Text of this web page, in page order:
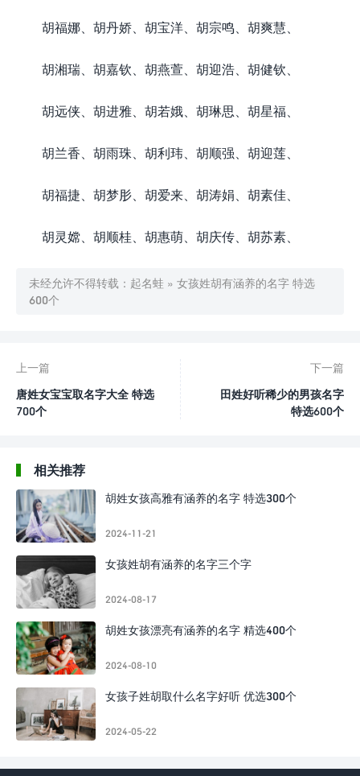
胡福娜、胡丹娇、胡宝洋、胡宗鸣、胡爽慧、
胡湘瑞、胡嘉钦、胡燕萱、胡迎浩、胡健钦、
胡远侠、胡进雅、胡若娥、胡琳思、胡星福、
胡兰香、胡雨珠、胡利玮、胡顺强、胡迎莲、
胡福捷、胡梦肜、胡爱来、胡涛娟、胡素佳、
胡灵嫦、胡顺桂、胡惠萌、胡庆传、胡苏素、
未经允许不得转载： 起名蛙 » 女孩姓胡有涵养的名字 特选
600个
上一篇
唐姓女宝宝取名字大全 特选
700个
下一篇
田姓好听稀少的男孩名字
特选600个
相关推荐
胡姓女孩高雅有涵养的名字 特选300个
2024-11-21
女孩姓胡有涵养的名字三个字
2024-08-17
胡姓女孩漂亮有涵养的名字 精选400个
2024-08-10
女孩子姓胡取什么名字好听 优选300个
2024-05-22